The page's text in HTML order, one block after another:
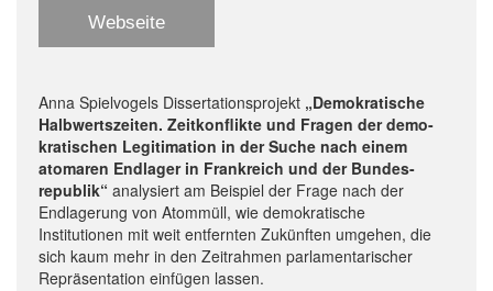
Webseite
Anna Spielvogels Dissertationsprojekt „Demokratische
Halbwertszeiten. Zeitkonflikte und Fragen der demo-
kratischen Legitimation in der Suche nach einem
atomaren Endlager in Frankreich und der Bundes-
republik“ analysiert am Beispiel der Frage nach der
Endlagerung von Atommüll, wie demokratische
Institutionen mit weit entfernten Zukünften umgehen, die
sich kaum mehr in den Zeitrahmen parlamentarischer
Repräsentation einfügen lassen.